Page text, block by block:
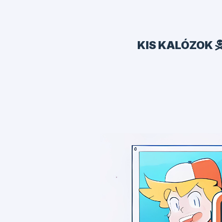
KIS KALÓZOK